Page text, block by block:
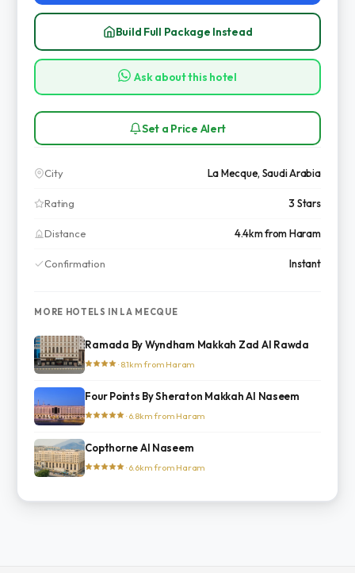
Build Full Package Instead
Ask about this hotel
Set a Price Alert
City La Mecque, Saudi Arabia
Rating 3 Stars
Distance 4.4km from Haram
Confirmation Instant
MORE HOTELS IN LA MECQUE
Ramada By Wyndham Makkah Zad Al Rawda
· 8.1km from Haram
Four Points By Sheraton Makkah Al Naseem
· 6.8km from Haram
Copthorne Al Naseem
· 6.6km from Haram